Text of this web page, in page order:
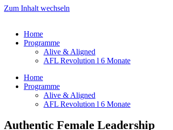
Zum Inhalt wechseln
Home
Programme
Alive & Aligned
AFL Revolution l 6 Monate
Home
Programme
Alive & Aligned
AFL Revolution l 6 Monate
Authentic Female Leadership